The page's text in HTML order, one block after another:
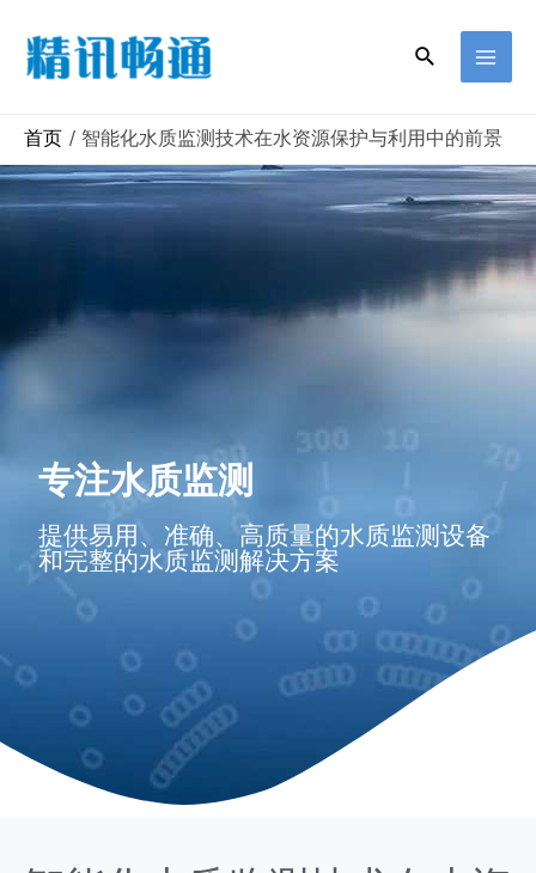
首页 智能化水质监测技术在水资源保护与利用中的前景
专注水质监测
提供易用、准确、高质量的水质监测设备
和完整的水质监测解决方案